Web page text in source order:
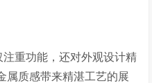
注重功能，还对外观设计精
属质感带来精湛工艺的展